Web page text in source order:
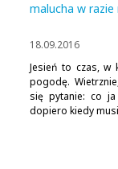
malucha w
18.09.2016
Jesień to czas, w
pogodę.
się pytanie: co ja
dopiero kiedy